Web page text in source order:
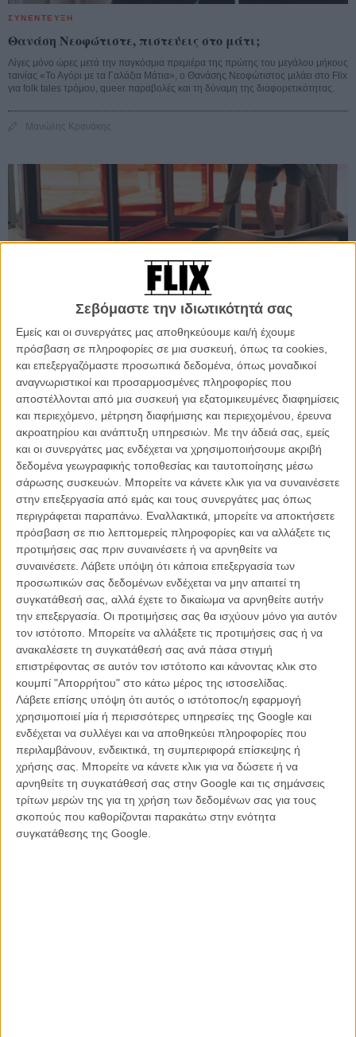
Σεβόμαστε την ιδιωτικότητά σας
Εμείς και οι συνεργάτες μας αποθηκεύουμε και/ή έχουμε
πρόσβαση σε πληροφορίες σε μια συσκευή, όπως τα cookies,
και επεξεργαζόμαστε προσωπικά δεδομένα, όπως μοναδικοί
αναγνωριστικοί και προσαρμοσμένες πληροφορίες που
αποστέλλονται από μια συσκευή για εξατομικευμένες διαφημίσεις
και περιεχόμενο, μέτρηση διαφήμισης και περιεχομένου, έρευνα
ακροατηρίου και ανάπτυξη υπηρεσιών. Με την άδειά σας, εμείς
και οι συνεργάτες μας ενδέχεται να χρησιμοποιήσουμε ακριβή
δεδομένα γεωγραφικής τοποθεσίας και ταυτοποίησης μέσω
σάρωσης συσκευών. Μπορείτε να κάνετε κλικ για να συναινέσετε
στην επεξεργασία από εμάς και τους συνεργάτες μας όπως
περιγράφεται παραπάνω. Εναλλακτικά, μπορείτε να αποκτήσετε
πρόσβαση σε πιο λεπτομερείς πληροφορίες και να αλλάξετε τις
προτιμήσεις σας πριν συναινέσετε ή να αρνηθείτε να
συναινέσετε. Λάβετε υπόψη ότι κάποια επεξεργασία των
προσωπικών σας δεδομένων ενδέχεται να μην απαιτεί τη
συγκατάθεσή σας, αλλά έχετε το δικαίωμα να αρνηθείτε αυτήν
την επεξεργασία. Οι προτιμήσεις σας θα ισχύουν μόνο για αυτόν
τον ιστότοπο. Μπορείτε να αλλάξετε τις προτιμήσεις σας ή να
ανακαλέσετε τη συγκατάθεσή σας ανά πάσα στιγμή
επιστρέφοντας σε αυτόν τον ιστότοπο και κάνοντας κλικ στο
κουμπί "Απορρήτου" στο κάτω μέρος της ιστοσελίδας.
Λάβετε επίσης υπόψη ότι αυτός ο ιστότοπος/η εφαρμογή
χρησιμοποιεί μία ή περισσότερες υπηρεσίες της Google και
ενδέχεται να συλλέγει και να αποθηκεύει πληροφορίες που
περιλαμβάνουν, ενδεικτικά, τη συμπεριφορά επίσκεψης ή
χρήσης σας. Μπορείτε να κάνετε κλικ για να δώσετε ή να
αρνηθείτε τη συγκατάθεσή σας στην Google και τις σημάνσεις
τρίτων μερών της για τη χρήση των δεδομένων σας για τους
σκοπούς που καθορίζονται παρακάτω στην ενότητα
συγκατάθεσης της Google.
ΣΥΝΕΝΤΕΥΞΗ
Θανάση Νεοφώτιστε, πιστεύεις στο μάτι;
Λίγες μόνο ώρες μετά την παγκόσμια πρεμιέρα της πρώτης του μεγάλου μήκους
ταινίας «Το Αγόρι με τα Γαλάζια Μάτια», ο Θανάσης Νεοφώτιστος μιλάει στο Flix
για folk tales τρόμου, queer παραβολές και τη δύναμη της διαφορετικότητας.
Μανώλης Κρανάκης
ΕΝΗΜΕΡΩΣΗ
Preview: Πήγαμε στην Αυστραλία με τον The Boy – κι
ήταν σαν όνειρο
Ο Αλέξανδρος Βούλγαρης ξενάγησε το Flix στη Στέγη του Ιδρύματος Ωνάση,
πριν το takeover που προγραμματίζει αυτό το ΠΣΚ, 5, 6 και 7 Ιουνίου.
Λήδα Γαλανού
ΕΝΗΜΕΡΩΣΗ
«Μην παίζεις εκ του ασφαλούς»: Οσα μάθαμε από το
masterclass του Λολ Κρόλεϊ
Ο βραβευμένος με Οσκαρ κινηματογραφιστής μοιράστηκε ιστορίες, μυστικά και
τρόπους να επιβιώσεις μέσα στο γύρισμα, στο masterclass που διοργάνωσε η